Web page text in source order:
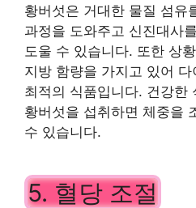
황버섯은 거대한 물질 섬유
과정을 도와주고 신진대사
도울 수 있습니다. 또한 상
지방 함량을 가지고 있어
최적의 식품입니다. 건강한
황버섯을 섭취하면 체중을
수 있습니다.
5. 혈당 조절